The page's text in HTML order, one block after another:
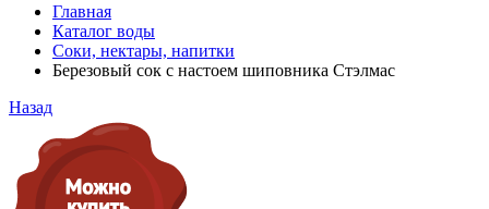
Главная
Каталог воды
Соки, нектары, напитки
Березовый сок с настоем шиповника Стэлмас
Назад